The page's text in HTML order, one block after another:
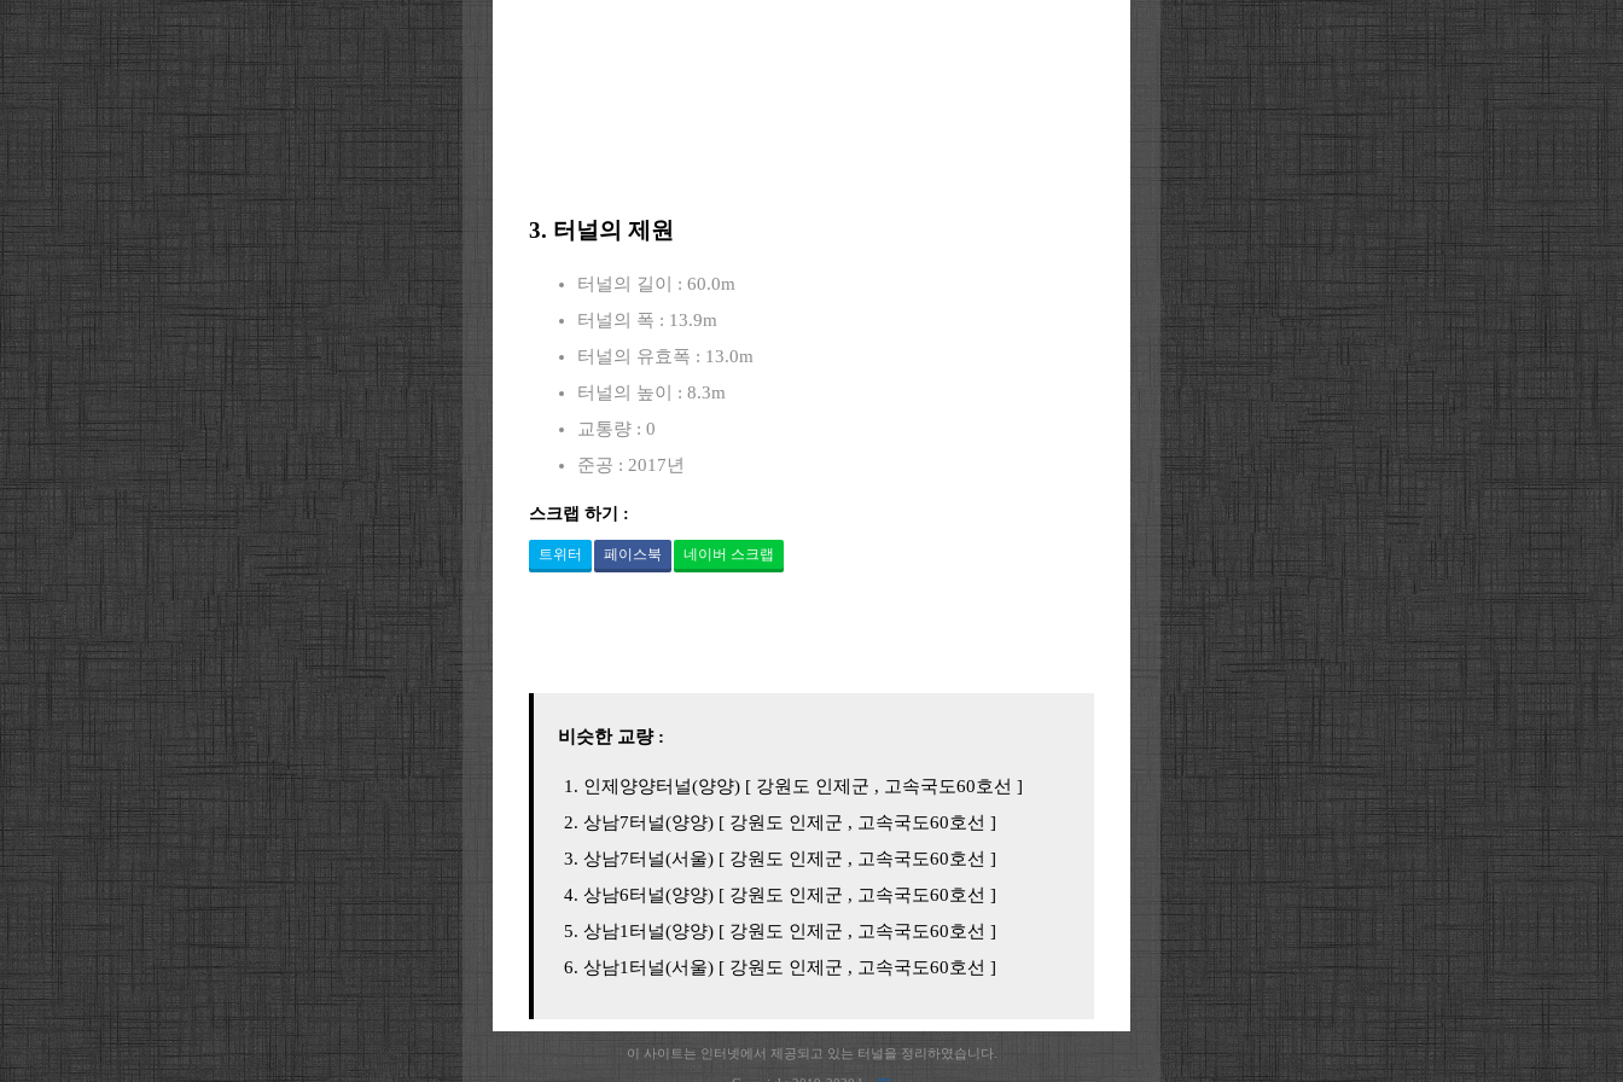
3. 터널의 제원
터널의 길이 : 60.0m
터널의 폭 : 13.9m
터널의 유효폭 : 13.0m
터널의 높이 : 8.3m
교통량 : 0
준공 : 2017년
스크랩 하기 :
트위터 페이스북 네이버 스크랩
비슷한 교량 :
인제양양터널(양양) [ 강원도 인제군 , 고속국도60호선 ]
상남7터널(양양) [ 강원도 인제군 , 고속국도60호선 ]
상남7터널(서울) [ 강원도 인제군 , 고속국도60호선 ]
상남6터널(양양) [ 강원도 인제군 , 고속국도60호선 ]
상남1터널(양양) [ 강원도 인제군 , 고속국도60호선 ]
상남1터널(서울) [ 강원도 인제군 , 고속국도60호선 ]
이 사이트는 인터넷에서 제공되고 있는 터널을 정리하였습니다.